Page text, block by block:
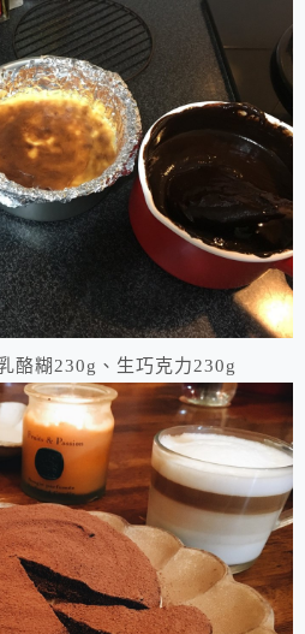
酪糊230g、生巧克力230g